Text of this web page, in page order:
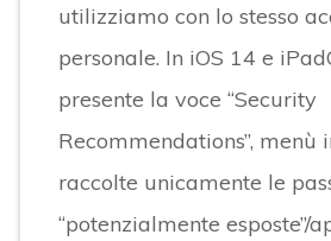
utilizziamo con lo stesso
personale. In iOS 14 e
presente la voce “Security
Recommendations”, menù
raccolte unicamente le
“potenzialmente esposte”/